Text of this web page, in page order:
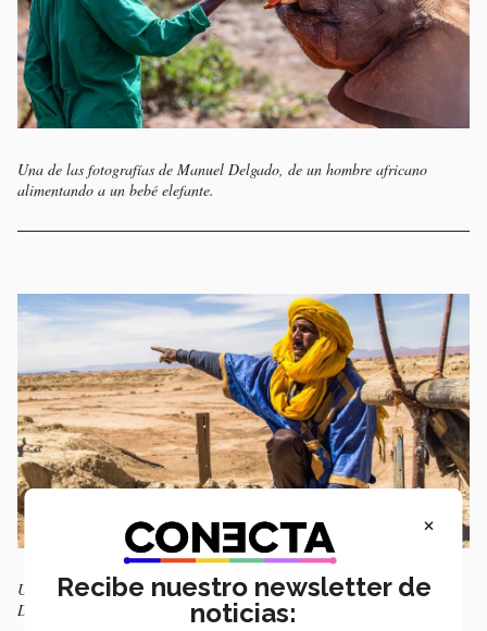
Una de las fotografías de Manuel Delgado, de un hombre africano
alimentando a un bebé elefante.
Un habitante de Marruecos fotografiado por el EXATEC Manuel
Delgado.
×
Recibe nuestro newsletter de
noticias: